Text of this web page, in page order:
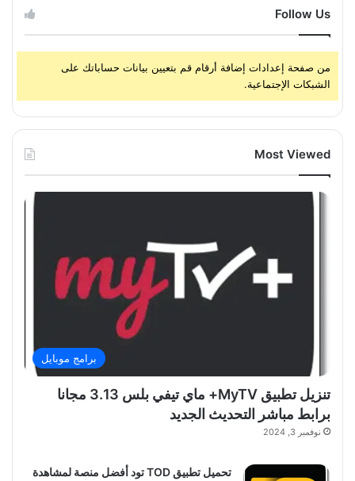
Follow Us
من صفحة إعدادات إضافة أرقام قم بتعيين بيانات حساباتك على
الشبكات الإجتماعية.
Most Viewed
برامج موبايل
تنزيل تطبيق MyTV+ ماي تيفي بلس 3.13 مجانا
برابط مباشر التحديث الجديد
نوفمبر 3, 2024
تحميل تطبيق TOD تود أفضل منصة لمشاهدة